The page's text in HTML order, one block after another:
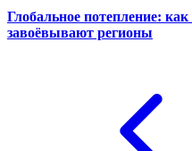
Глобальное потепление:
завоёвывают регионы